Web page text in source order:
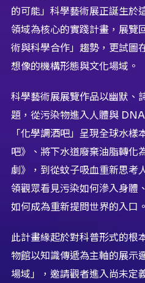
的可能」科學藝術展正誕生於
領域為核心的實踐計畫，展覽
術與科學合作」趨勢，更試圖
想像的機構形態與文化場域。
科學藝術展展覽作品以幽默、
題，從污染物進入人體與
「化學調酒吧」呈現全球水
吧》、將下水道廢棄油脂轉化
劇》，到從蚊子吸血重新思考
領觀眾看見污染如何滲入身體
如何成為重新提問世界的入口。
此計畫緣起於對科普形式的根
物館以知識傳遞為主軸的展示
場域」，邀請觀者進入尚未定